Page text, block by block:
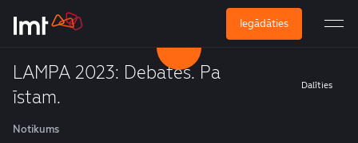
Iegādāties
LAMPA 2023: Debates. Pa
īstam.
Dalīties
Notikums